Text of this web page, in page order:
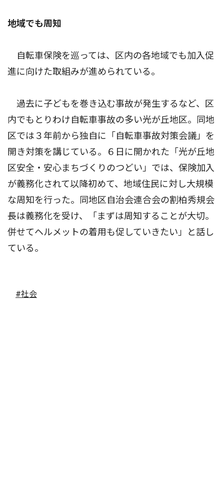
地域でも周知
自転車保険を巡っては、区内の各地域でも加入促
進に向けた取組みが進められている。
過去に子どもを巻き込む事故が発生するなど、区
内でもとりわけ自転車事故の多い光が丘地区。同地
区では３年前から独自に「自転車事故対策会議」を
開き対策を講じている。６日に開かれた「光が丘地
区安全・安心まちづくりのつどい」では、保険加入
が義務化されて以降初めて、地域住民に対し大規模
な周知を行った。同地区自治会連合会の割柏秀規会
長は義務化を受け、「まずは周知することが大切。
併せてヘルメットの着用も促していきたい」と話し
ている。
#社会